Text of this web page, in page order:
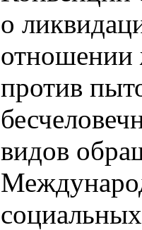
о
против
видов